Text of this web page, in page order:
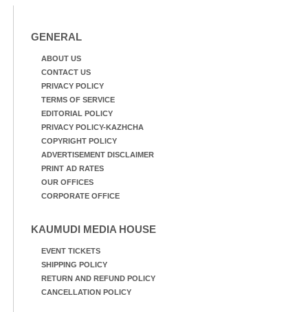
GENERAL
ABOUT US
CONTACT US
PRIVACY POLICY
TERMS OF SERVICE
EDITORIAL POLICY
PRIVACY POLICY-KAZHCHA
COPYRIGHT POLICY
ADVERTISEMENT DISCLAIMER
PRINT AD RATES
OUR OFFICES
CORPORATE OFFICE
KAUMUDI MEDIA HOUSE
EVENT TICKETS
SHIPPING POLICY
RETURN AND REFUND POLICY
CANCELLATION POLICY